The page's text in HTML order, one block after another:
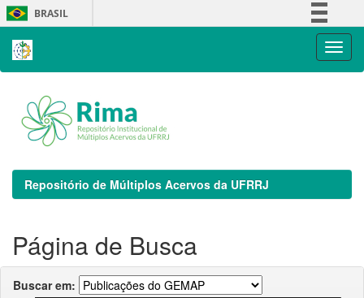
Skip
navigation
BRASIL
Repositório de Múltiplos Acervos da UFRRJ
Página de Busca
Buscar em: